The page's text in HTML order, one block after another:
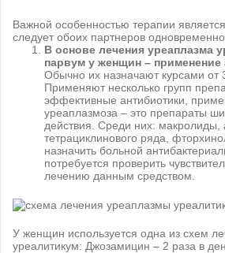
Важной особенностью терапии
следует обоих партнеров одновременно.
В основе лечения уреаплазма
парвум у женщин – применение
Обычно их назначают курсами от
Применяют несколько групп
эффективные антибиотики,
уреаплазмоза – это препараты
действия. Среди них: макролиды,
тетрациклинового ряда,
назначить больной
потребуется проверить
лечению данным средством.
У женщин используется одна из схем
уреалитикум: Джозамицин – 2 раза в